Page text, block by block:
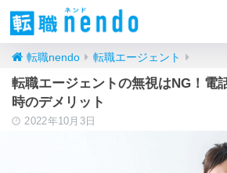
転職nendo 転職エージェント
転職エージェントの無視はNG！電
時のデメリット
2022年10月3日